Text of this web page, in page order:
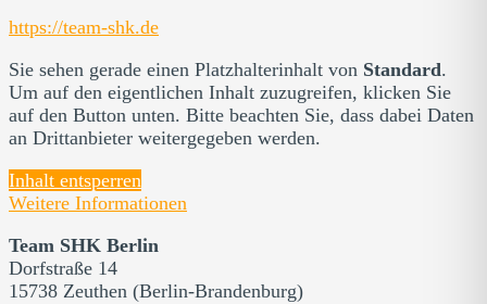
https://team-shk.de
Sie sehen gerade einen Platzhalterinhalt von Standard.
Um auf den eigentlichen Inhalt zuzugreifen, klicken Sie
auf den Button unten. Bitte beachten Sie, dass dabei Daten
an Drittanbieter weitergegeben werden.
Inhalt entsperren
Weitere Informationen
Team SHK Berlin
Dorfstraße 14
15738 Zeuthen (Berlin-Brandenburg)